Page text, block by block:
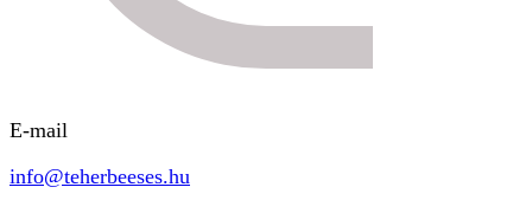
E-mail
info@teherbeeses.hu